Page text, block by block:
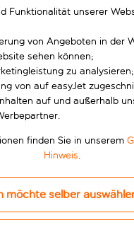
und R&uuml;ckflugdatum
Suchen
Funktionalität unserer
von Angeboten in der
sehen können;
zu analysieren;
von auf easyJet
auf und außerhalb
finden Sie in unserem
Hinweis.
möchte selber